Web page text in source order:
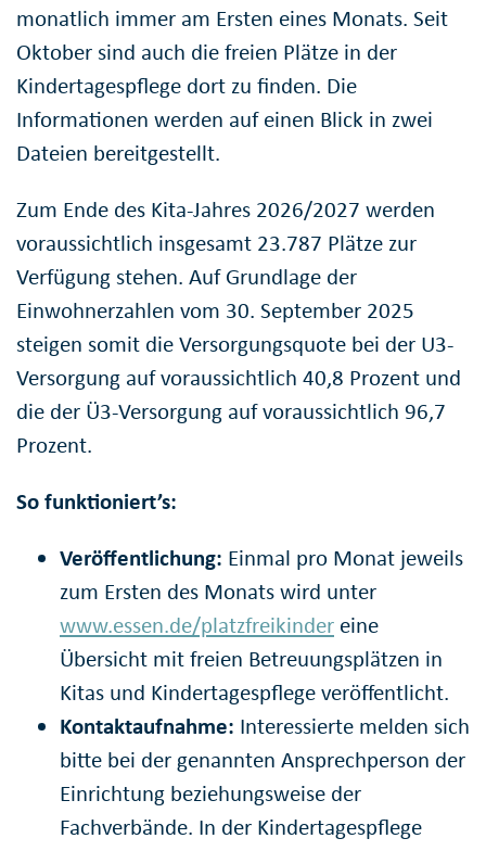
monatlich immer am Ersten eines Monats. Seit
Oktober sind auch die freien Plätze in der
Kindertagespflege dort zu finden. Die
Informationen werden auf einen Blick in zwei
Dateien bereitgestellt.
Zum Ende des Kita-Jahres 2026/2027 werden
voraussichtlich insgesamt 23.787 Plätze zur
Verfügung stehen. Auf Grundlage der
Einwohnerzahlen vom 30. September 2025
steigen somit die Versorgungsquote bei der U3-
Versorgung auf voraussichtlich 40,8 Prozent und
die der Ü3-Versorgung auf voraussichtlich 96,7
Prozent.
So funktioniert’s:
Veröffentlichung: Einmal pro Monat jeweils
zum Ersten des Monats wird unter
www.essen.de/platzfreikinder eine
Übersicht mit freien Betreuungsplätzen in
Kitas und Kindertagespflege veröffentlicht.
Kontaktaufnahme: Interessierte melden sich
bitte bei der genannten Ansprechperson der
Einrichtung beziehungsweise der
Fachverbände. In der Kindertagespflege